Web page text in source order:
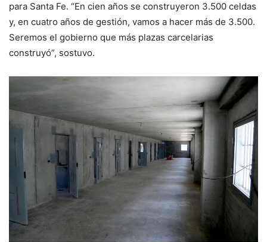
para Santa Fe. “En cien años se construyeron 3.500 celdas
y, en cuatro años de gestión, vamos a hacer más de 3.500.
Seremos el gobierno que más plazas carcelarias
construyó”, sostuvo.